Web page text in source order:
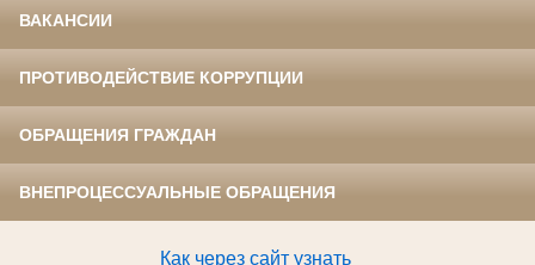
ВАКАНСИИ
ПРОТИВОДЕЙСТВИЕ КОРРУПЦИИ
ОБРАЩЕНИЯ ГРАЖДАН
ВНЕПРОЦЕССУАЛЬНЫЕ ОБРАЩЕНИЯ
Как через сайт узнать